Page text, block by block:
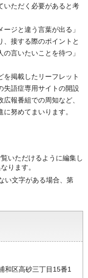
いただく必要があると考
ジと違う言葉が出る」
、接する際のポイントと
言いたいことを待つ」
を掲載したリーフレット
失語症専用サイトの開設
報番組での周知など、
努めてまいります。
いただけるように編集し
ります。
い文字がある場合、第
和区高砂三丁目15番1